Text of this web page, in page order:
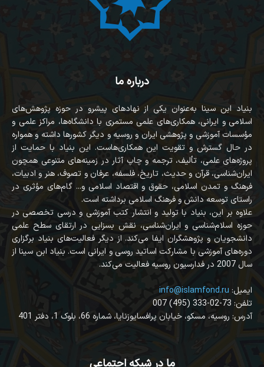
درباره ما
بنیاد ابن سینا به‌عنوان یکی از نهادهای پیشرو در حوزه پژوهش‌های
اسلامی و ایرانی، همکاری‌های علمی مستمری با دانشگاه‌ها، مراکز علمی و
مؤسسات آموزشی و پژوهشی ایران و روسیه و دیگر کشورها داشته و همواره
در حال گسترش و تقویت این همکاری‌هاست. این بنیاد با حمایت از
پروژه‌های علمی، تألیف، ترجمه و چاپ آثار در زمینه‌های متنوعی همچون
ایران‌شناسی، قرآن‌ و حدیث، تاریخ، فلسفه، عرفان و تصوف، هنر و ادبیات،
فرهنگ و تمدن اسلامی، حقوق و اقتصاد اسلامی و... گام‌های مؤثری در
راستای توسعه دانش و فرهنگ اسلامی برداشته است.
علاوه بر این، بنیاد با تولید و انتشار کتب آموزشی و درسی تخصصی در
حوزه اسلام‌شناسی و ایران‌شناسی، نقش بسزایی در ارتقای سطح علمی
دانشجویان و پژوهشگران ایفا می‌کند. از دیگر فعالیت‌های بنیاد برگزاری
دوره‌های آموزشی با مشارکت اساتید روسی و ایرانی است. بنیاد ابن سینا از
سال 2007 در فدارسیون روسیه فعالیت می‌کند.
info@islamfond.ru :ایمیل
007 (495) 333-02-73 :تلفن
آدرس: روسیه، مسکو، خیابان پرافسایوزنایا، شماره 66، بلوک 1، دفتر 401
ما در شبکه اجتماعی